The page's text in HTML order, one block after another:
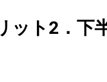
ット2．下